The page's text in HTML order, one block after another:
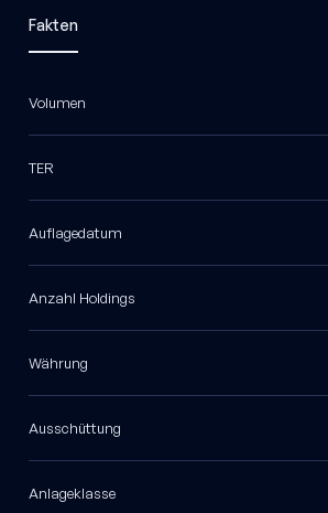
Fakten
Volumen
TER
Auflagedatum
Anzahl Holdings
Währung
Ausschüttung
Anlageklasse